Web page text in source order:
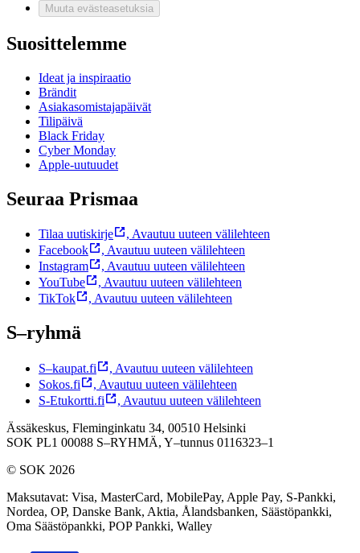
Muuta evästeasetuksia
Suosittelemme
Ideat ja inspiraatio
Brändit
Asiakasomistajapäivät
Tilipäivä
Black Friday
Cyber Monday
Apple-uutuudet
Seuraa Prismaa
Tilaa uutiskirje , Avautuu uuteen välilehteen
Facebook
, Avautuu uuteen välilehteen
Instagram
, Avautuu uuteen välilehteen
YouTube
, Avautuu uuteen välilehteen
TikTok
, Avautuu uuteen välilehteen
S–ryhmä
S–kaupat.fi , Avautuu uuteen välilehteen
Sokos.fi
, Avautuu uuteen välilehteen
S-Etukortti.fi
, Avautuu uuteen välilehteen
Ässäkeskus, Fleminginkatu 34, 00510 Helsinki
SOK PL1 00088 S–RYHMÄ, Y–tunnus 0116323–1
© SOK 2026
Maksutavat: Visa, MasterCard, MobilePay, Apple Pay, S-Pankki,
Nordea, OP, Danske Bank, Aktia, Ålandsbanken, Säästöpankki,
Oma Säästöpankki, POP Pankki, Walley